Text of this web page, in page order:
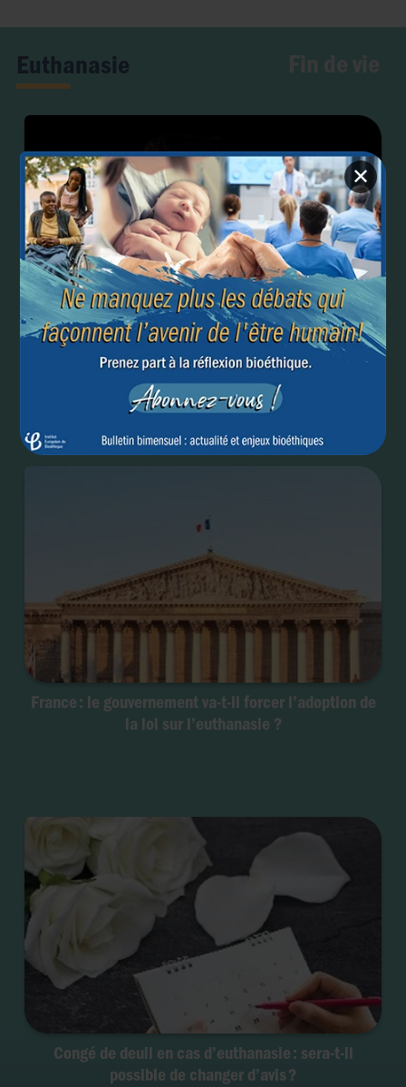
✕
Euthanasie Fin de vie
Elargissement de l’euthanasie aux troubles mentaux :
le Canada va-t-il se raviser ?
France : le gouvernement va-t-il forcer l’adoption de
la loi sur l’euthanasie ?
Congé de deuil en cas d’euthanasie : sera-t-il
possible de changer d’avis ?